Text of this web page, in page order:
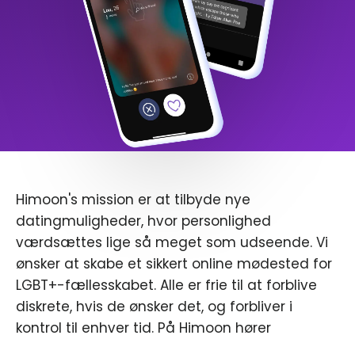
Himoon's mission er at tilbyde nye
datingmuligheder, hvor personlighed
værdsættes lige så meget som udseende. Vi
ønsker at skabe et sikkert online mødested for
LGBT+-fællesskabet. Alle er frie til at forblive
diskrete, hvis de ønsker det, og forbliver i
kontrol til enhver tid. På Himoon hører